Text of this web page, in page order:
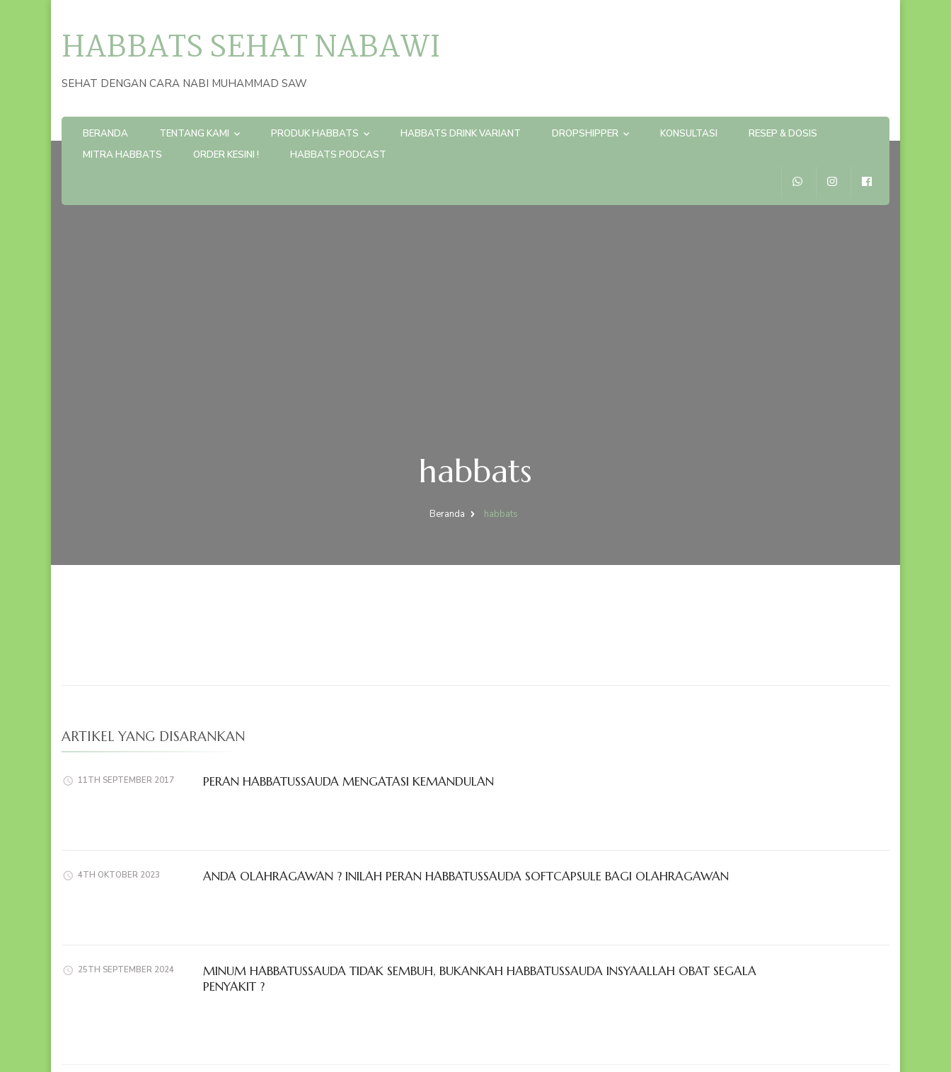
HABBATS SEHAT NABAWI
SEHAT DENGAN CARA NABI MUHAMMAD SAW
BERANDA TENTANG KAMI PRODUK HABBATS HABBATS DRINK VARIANT DROPSHIPPER KONSULTASI
RESEP & DOSIS
MITRA HABBATS
ORDER KESINI ! HABBATS PODCAST
habbats
Beranda habbats
ARTIKEL YANG DISARANKAN
11TH SEPTEMBER 2017 PERAN HABBATUSSAUDA MENGATASI KEMANDULAN
4TH OKTOBER 2023 ANDA OLAHRAGAWAN ? INILAH PERAN HABBATUSSAUDA SOFTCAPSULE BAGI OLAHRAGAWAN
25TH SEPTEMBER 2024
MINUM HABBATUSSAUDA TIDAK SEMBUH, BUKANKAH HABBATUSSAUDA INSYAALLAH OBAT SEGALA
PENYAKIT ?